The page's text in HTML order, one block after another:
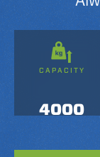
CAPACITY
4000